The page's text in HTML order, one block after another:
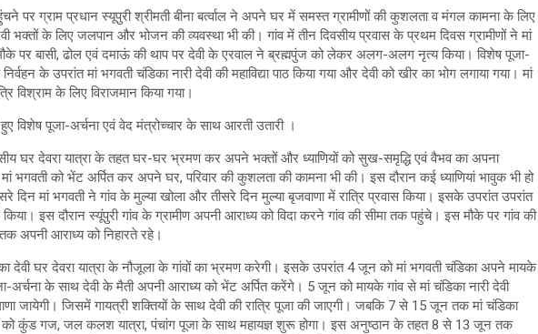
पर ग्राम प्रधान स्यूपुरी श्रीमती बीना बर्त्वाल ने अपने घर में समस्त ग्रामीणों की कुशलता व मंगल कामना के लिए
भक्तों के ​लिए जलपान और भोजन की व्यवस्था भी की। गांव में तीन दिवसीय प्रवास के प्रथम दिवस ग्रामीणों ने मां
पर बासी, ढोल एवं दमाऊं की थाप पर देवी के एरवाल ने ब्रह्मपुंज को लेकर अलग-अलग नृत्य किया। विशेष पूजा-
के उपरांत मां भगवती चंडिका नारी देवी की महाविद्या पाठ किया गया और देवी को खीर का भोग लगाया गया। मां
विश्राम के लिए विराजमान किया गया।
विशेष पूजा-अर्चना एवं वेद मंत्रोच्चार के साथ आरती उतारी ।
घर देवरा यात्रा के तहत घर-घर भ्रमण कर अपने भक्तों और ध्या​णियों को सुख-समृद्धि एवं वैभव का अपना
मां भगवती को भेंट अर्पित कर अपने घर, परिवार की कुशलता की कामना भी की। इस दौरान कई ध्या​णियां भावुक भी हो
दिन मां भगवती ने गांव के मुल्या खोला और तीसरे दिन मुल्या बृजवाणा में रात्रि प्रवास किया। इसके उपरांत उपरांत
इस दौरान स्यूंपुरी गांव के ग्रामीण अपनी आराध्य को विदा करने गांव की सीमा तक पहुंचे। इस मौके पर गांव की
अपनी आराध्य को निहारते रहे।
देवी घर देवरा यात्रा के नौजूला के गांवों का भ्रमण करेगी। इसके उपरांत 4 जून को मां भगवती चंडिका अपने मायके
अर्चना के साथ देवी के मैती अपनी आराध्य को भेंट अर्पित करेंगे। 5 जून को मायके गांव से मां चंडिका नारी देवी
जायेगी। जिसमें गायत्री श​क्तियों के साथ देवी की रात्रि पूजा की जाएगी। जबकि 7 से 15 जून तक मां चंडिका
7 को कुंड गज, जल कलश यात्रा, पंचांग पूजा के साथ महायज्ञ शुरू होगा। इस अनुष्ठान के तहत 8 से 13 जून तक